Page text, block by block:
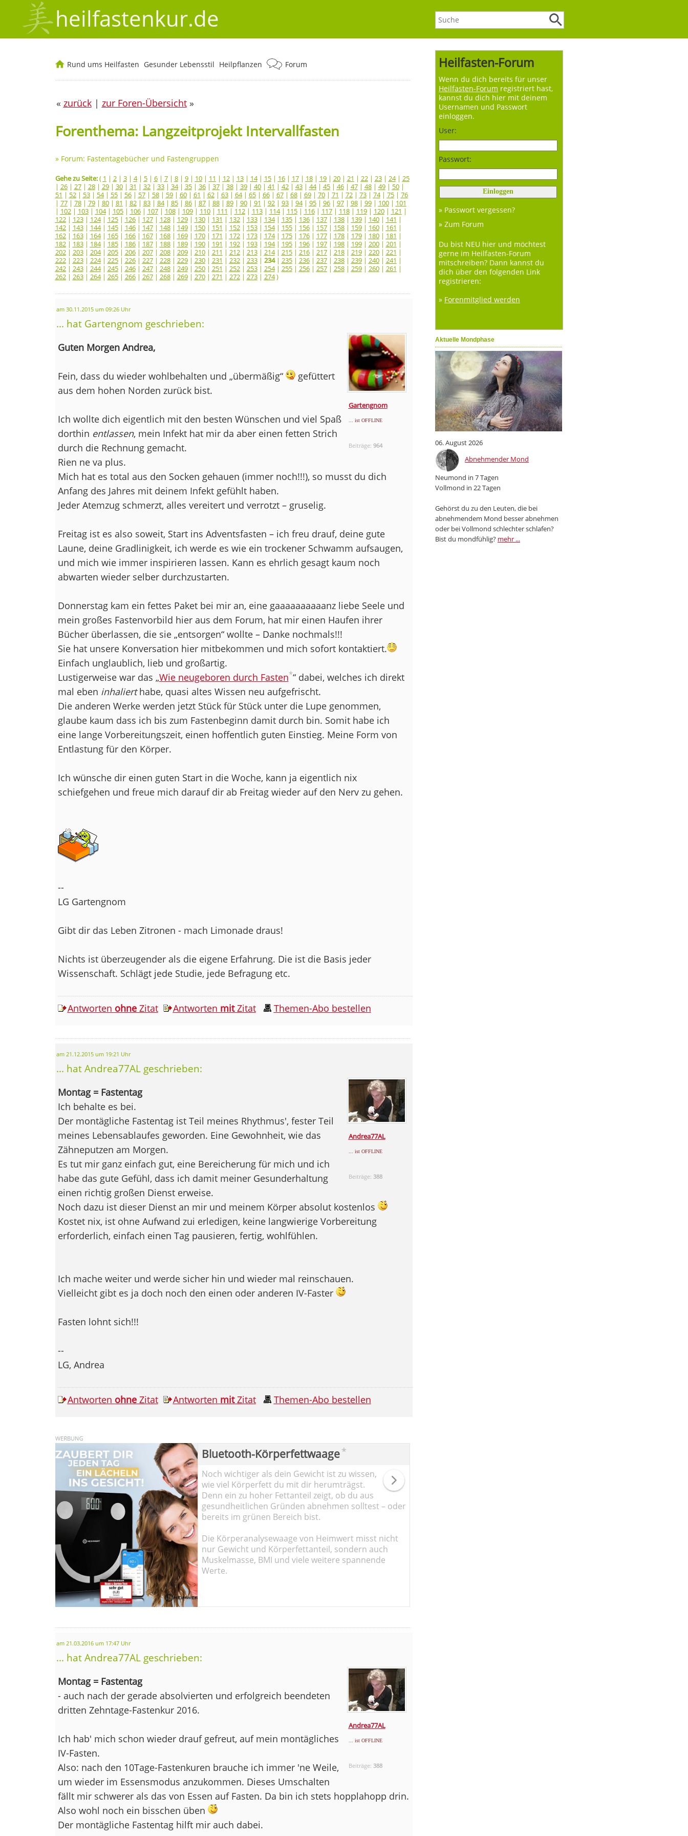
heilfastenkur.de
Heilfasten-Forum
Wenn du dich bereits für unser
Heilfasten-Forum registriert hast,
kannst du dich hier mit deinem
Usernamen und Passwort
einloggen.
User:
Passwort:
» Passwort vergessen?
» Zum Forum
Du bist NEU hier und möchtest
gerne im Heilfasten-Forum
mitschreiben? Dann kannst du
dich über den folgenden Link
registrieren:
» Forenmitglied werden
Aktuelle Mondphase
06. August 2026
Abnehmender Mond
Neumond in 7 Tagen
Vollmond in 22 Tagen
Gehörst du zu den Leuten, die bei
abnehmendem Mond besser abnehmen
oder bei Vollmond schlechter schlafen?
Bist du mondfühlig? mehr ...
Rund ums Heilfasten Gesunder Lebensstil Heilpflanzen Forum
« zurück| zur Foren-Übersicht»
Forenthema: Langzeitprojekt Intervallfasten
» Forum: Fastentagebücher und Fastengruppen
Gehe zu Seite:( 1 | 2| 3| 4| 5| 6| 7| 8| 9| 10| 11 | 12| 13| 14| 15| 16| 17| 18| 19| 20| 21 | 22| 23| 24| 25
| 26| 27| 28| 29| 30| 31 | 32| 33| 34| 35| 36| 37| 38| 39| 40| 41 | 42| 43| 44| 45| 46| 47| 48| 49| 50|
51 | 52| 53| 54| 55| 56| 57| 58| 59| 60| 61 | 62| 63| 64| 65| 66| 67| 68| 69| 70| 71 | 72| 73| 74| 75| 76
| 77| 78| 79| 80| 81 | 82| 83| 84| 85| 86| 87| 88| 89| 90| 91 | 92| 93| 94| 95| 96| 97| 98| 99| 100| 101
| 102| 103| 104| 105| 106| 107| 108| 109| 110| 111 | 112| 113| 114| 115| 116| 117| 118| 119| 120| 121 |
122| 123| 124| 125| 126| 127| 128| 129| 130| 131 | 132| 133| 134| 135| 136| 137| 138| 139| 140| 141 |
142| 143| 144| 145| 146| 147| 148| 149| 150| 151 | 152| 153| 154| 155| 156| 157| 158| 159| 160| 161 |
162| 163| 164| 165| 166| 167| 168| 169| 170| 171 | 172| 173| 174| 175| 176| 177| 178| 179| 180| 181 |
182| 183| 184| 185| 186| 187| 188| 189| 190| 191 | 192| 193| 194| 195| 196| 197| 198| 199| 200| 201 |
202| 203| 204| 205| 206| 207| 208| 209| 210| 211 | 212| 213| 214| 215| 216| 217| 218| 219| 220| 221 |
222| 223| 224| 225| 226| 227| 228| 229| 230| 231 | 232| 233| 234| 235| 236| 237| 238| 239| 240| 241 |
242| 243| 244| 245| 246| 247| 248| 249| 250| 251 | 252| 253| 254| 255| 256| 257| 258| 259| 260| 261 |
262| 263| 264| 265| 266| 267| 268| 269| 270| 271 | 272| 273| 274)
am 30.11.2015 um 09:26 Uhr
... hat Gartengnom geschrieben:
Gartengnom
... ist OFFLINE
Beiträge: 964
Guten Morgen Andrea,
Fein, dass du wieder wohlbehalten und „übermäßig“
gefüttert
aus dem hohen Norden zurück bist.
Ich wollte dich eigentlich mit den besten Wünschen und viel Spaß
dorthin entlassen, mein Infekt hat mir da aber einen fetten Strich
durch die Rechnung gemacht.
Rien ne va plus.
Mich hat es total aus den Socken gehauen (immer noch!!!), so musst du dich
Anfang des Jahres mit deinem Infekt gefühlt haben.
Jeder Atemzug schmerzt, alles vereitert und verrotzt – gruselig.
Freitag ist es also soweit, Start ins Adventsfasten – ich freu drauf, deine gute
Laune, deine Gradlinigkeit, ich werde es wie ein trockener Schwamm aufsaugen,
und mich wie immer inspirieren lassen. Kann es ehrlich gesagt kaum noch
abwarten wieder selber durchzustarten.
Donnerstag kam ein fettes Paket bei mir an, eine gaaaaaaaaaanz liebe Seele und
mein großes Fastenvorbild hier aus dem Forum, hat mir einen Haufen ihrer
Bücher überlassen, die sie „entsorgen“ wollte – Danke nochmals!!!
Sie hat unsere Konversation hier mitbekommen und mich sofort kontaktiert.
Einfach unglaublich, lieb und großartig.
Lustigerweise war das „Wie neugeboren durch Fasten*“ dabei, welches ich direkt
mal eben inhalierthabe, quasi altes Wissen neu aufgefrischt.
Die anderen Werke werden jetzt Stück für Stück unter die Lupe genommen,
glaube kaum dass ich bis zum Fastenbeginn damit durch bin. Somit habe ich
eine lange Vorbereitungszeit, einen hoffentlich guten Einstieg. Meine Form von
Entlastung für den Körper.
Ich wünsche dir einen guten Start in die Woche, kann ja eigentlich nix
schiefgehen und freue mich darauf dir ab Freitag wieder auf den Nerv zu gehen.
--
LG Gartengnom
Gibt dir das Leben Zitronen - mach Limonade draus!
Nichts ist überzeugender als die eigene Erfahrung. Die ist die Basis jeder
Wissenschaft. Schlägt jede Studie, jede Befragung etc.
Antworten ohneZitat Antworten mitZitat Themen-Abo bestellen
am 21.12.2015 um 19:21 Uhr
... hat Andrea77AL geschrieben:
Andrea77AL
... ist OFFLINE
Beiträge: 388
Montag = Fastentag
Ich behalte es bei.
Der montägliche Fastentag ist Teil meines Rhythmus', fester Teil
meines Lebensablaufes geworden. Eine Gewohnheit, wie das
Zähneputzen am Morgen.
Es tut mir ganz einfach gut, eine Bereicherung für mich und ich
habe das gute Gefühl, dass ich damit meiner Gesunderhaltung
einen richtig großen Dienst erweise.
Noch dazu ist dieser Dienst an mir und meinem Körper absolut kostenlos
Kostet nix, ist ohne Aufwand zui erledigen, keine langwierige Vorbereitung
erforderlich, einfach einen Tag pausieren, fertig, wohlfühlen.
Ich mache weiter und werde sicher hin und wieder mal reinschauen.
Vielleicht gibt es ja doch noch den einen oder anderen IV-Faster
Fasten lohnt sich!!!
--
LG, Andrea
Antworten ohneZitat Antworten mitZitat Themen-Abo bestellen
Bluetooth-Körperfettwaage*
Noch wichtiger als dein Gewicht ist zu wissen,
wie viel Körperfett du mit dir herumträgst.
Denn ein zu hoher Fettanteil zeigt, ob du aus
gesundheitlichen Gründen abnehmen solltest – oder
bereits im grünen Bereich bist.
Die Körperanalysewaage von Heimwert misst nicht
nur Gewicht und Körperfettanteil, sondern auch
Muskelmasse, BMI und viele weitere spannende
Werte.
am 21.03.2016 um 17:47 Uhr
... hat Andrea77AL geschrieben:
Andrea77AL
... ist OFFLINE
Beiträge: 388
Montag = Fastentag
- auch nach der gerade absolvierten und erfolgreich beendeten
dritten Zehntage-Fastenkur 2016.
Ich hab' mich schon wieder drauf gefreut, auf mein montägliches
IV-Fasten.
Also: nach den 10Tage-Fastenkuren brauche ich immer 'ne Weile,
um wieder im Essensmodus anzukommen. Dieses Umschalten
fällt mir schwerer als das von Essen auf Fasten. Da bin ich stets hopplahopp drin.
Also wohl noch ein bisschen üben
Der montägliche Fastentag hilft mir auch dabei.